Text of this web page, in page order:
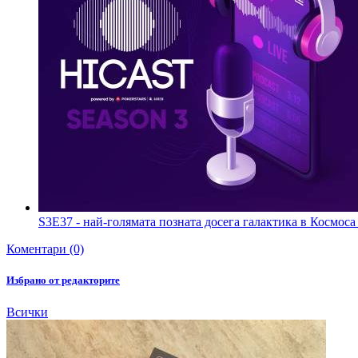
S3E37 - най-голямата позната досега галактика в
Коментари (0)
Избрано от редакторите
Всички